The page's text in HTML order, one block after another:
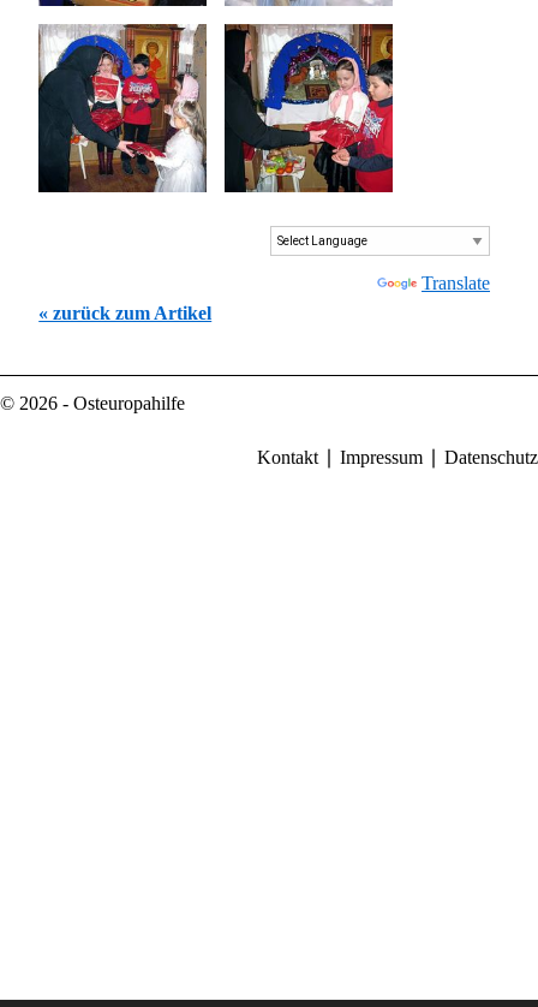
Translate
« zurück zum Artikel
© 2026 - Osteuropahilfe
Kontakt Impressum Datenschutz